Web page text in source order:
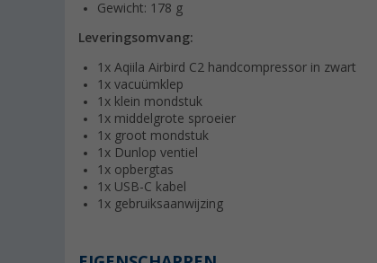
Gewicht: 178 g
Leveringsomvang:
1x Aqiila Airbird C2 handcompressor in zwart
1x vacuümklep
1x klein mondstuk
1x middelgrote sproeier
1x groot mondstuk
1x Dunlop ventiel
1x opbergtas
1x USB-C kabel
1x gebruiksaanwijzing